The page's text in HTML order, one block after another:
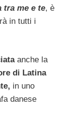
tra me e te, è
in tutti i
anche la
di Latina
in uno
danese